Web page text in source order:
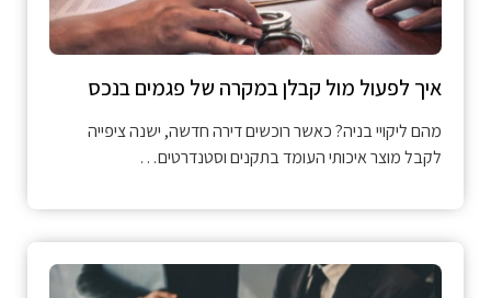
איך לפעול מול קבלן במקרה של פגמים בנכס
מהם ליקויי בניה? כאשר רוכשים דירה חדשה, ישנה ציפייה
לקבל מוצר איכותי העומד בתקנים וסטנדרטים…